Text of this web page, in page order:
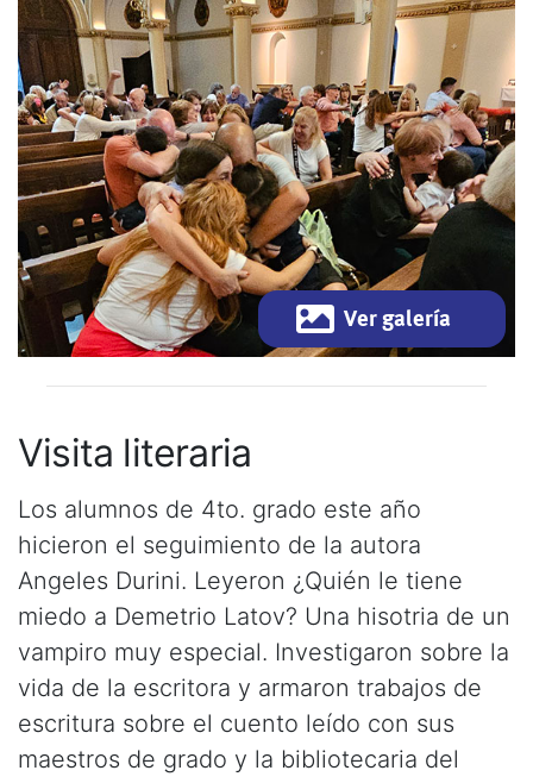
Ver galería
Visita literaria
Los alumnos de 4to. grado este año
hicieron el seguimiento de la autora
Angeles Durini. Leyeron ¿Quién le tiene
miedo a Demetrio Latov? Una hisotria de un
vampiro muy especial. Investigaron sobre la
vida de la escritora y armaron trabajos de
escritura sobre el cuento leído con sus
maestros de grado y la bibliotecaria del